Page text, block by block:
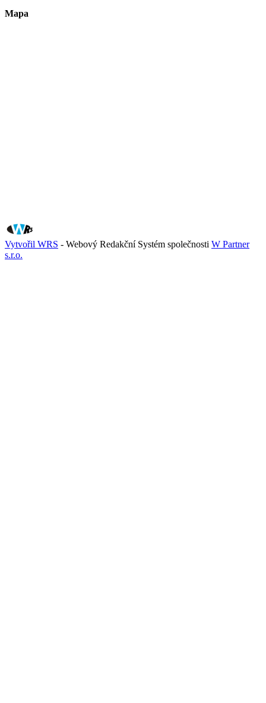
Mapa
Vytvořil WRS - Webový Redakční Systém společnosti W Partner
s.r.o.